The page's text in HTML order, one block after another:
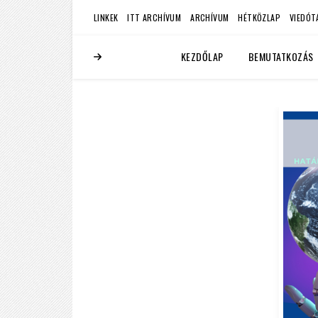
LINKEK ITT ARCHÍVUM ARCHÍVUM HÉTKÖZLAP
KEZDŐLAP BEMUTATKOZÁS